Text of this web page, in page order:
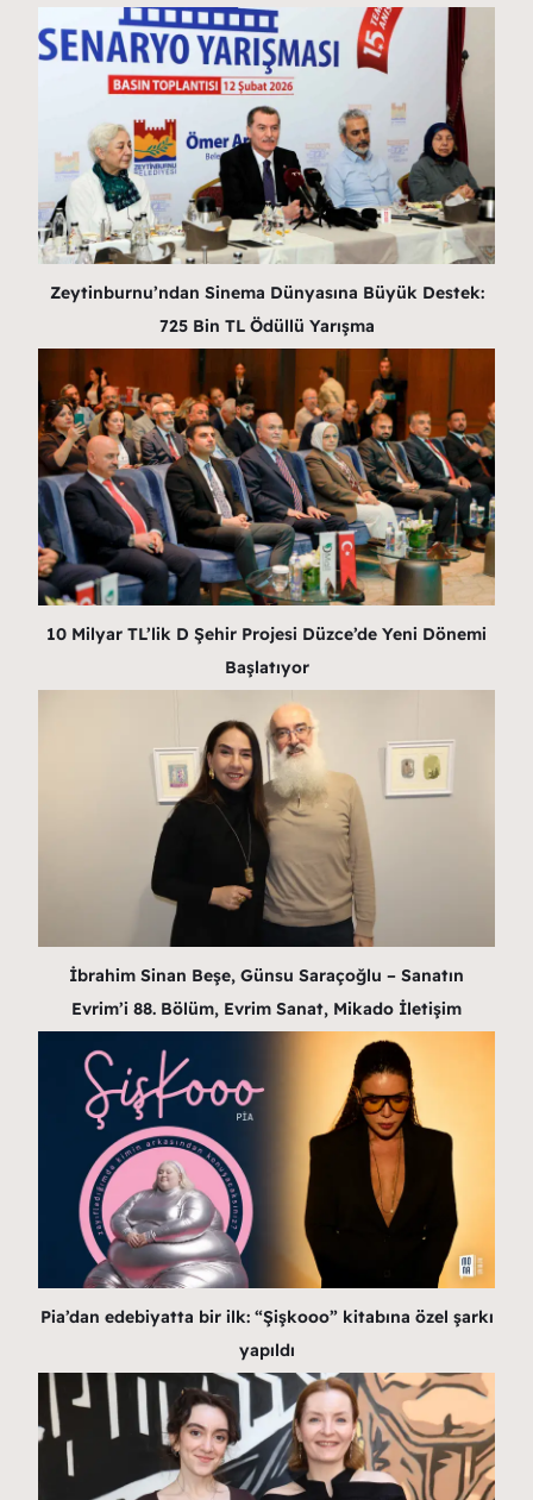
Zeytinburnu’ndan Sinema Dünyasına Büyük Destek:
725 Bin TL Ödüllü Yarışma
10 Milyar TL’lik D Şehir Projesi Düzce’de Yeni Dönemi
Başlatıyor
İbrahim Sinan Beşe, Günsu Saraçoğlu – Sanatın
Evrim’i 88. Bölüm, Evrim Sanat, Mikado İletişim
Pia’dan edebiyatta bir ilk: “Şişkooo” kitabına özel şarkı
yapıldı